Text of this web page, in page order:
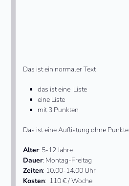
Das ist ein normaler Text
das ist eine Liste
eine Liste
mit 3 Punkten
Das ist eine Auflistung ohne Punkte
Alter: 5-12 Jahre
Dauer: Montag-Freitag
Zeiten: 10.00-14.00 Uhr
Kosten: 110 € / Woche